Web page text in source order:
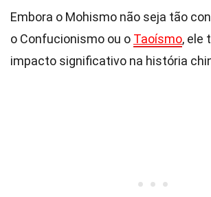
Embora o Mohismo não seja tão
o Confucionismo ou o Taoísmo, ele
impacto significativo na história